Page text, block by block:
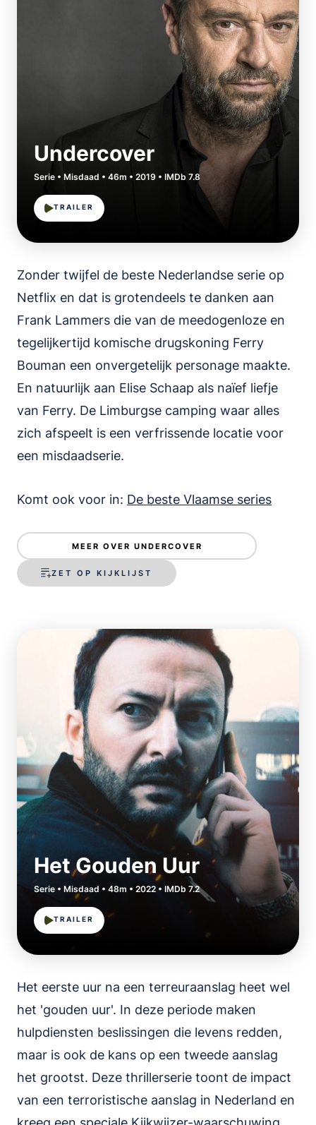
Undercover
Serie • Misdaad • 46m • 2019 • IMDb 7.8
TRAILER
Zonder twijfel de beste Nederlandse serie op
Netflix en dat is grotendeels te danken aan
Frank Lammers die van de meedogenloze en
tegelijkertijd komische drugskoning Ferry
Bouman een onvergetelijk personage maakte.
En natuurlijk aan Elise Schaap als naïef liefje
van Ferry. De Limburgse camping waar alles
zich afspeelt is een verfrissende locatie voor
een misdaadserie.
Komt ook voor in: De beste Vlaamse series
MEER OVER UNDERCOVER
ZET OP KIJKLIJST
Het Gouden Uur
Serie • Misdaad • 48m • 2022 • IMDb 7.2
TRAILER
Het eerste uur na een terreuraanslag heet wel
het 'gouden uur'. In deze periode maken
hulpdiensten beslissingen die levens redden,
maar is ook de kans op een tweede aanslag
het grootst. Deze thrillerserie toont de impact
van een terroristische aanslag in Nederland en